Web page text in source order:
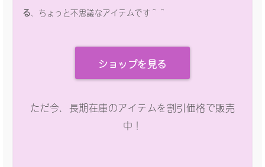
る 、ちょっと不思議なアイテムです＾＾
ショップを見る
ただ今、長期在庫のアイテムを割引価格で販売
中！